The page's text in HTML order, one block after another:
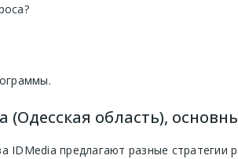
область),
предлагают разные стратегии